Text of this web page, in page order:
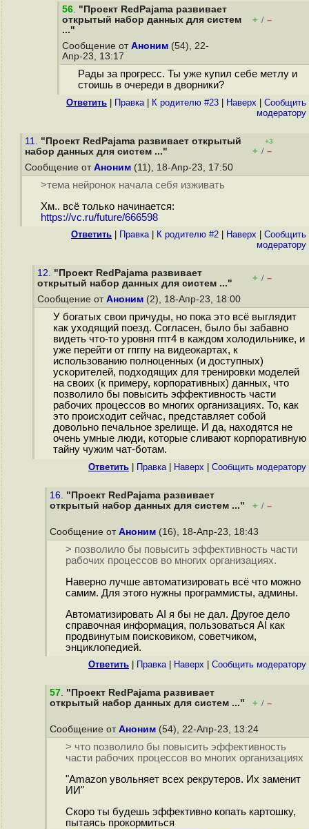
56. "Проект RedPajama развивает
открытый набор данных для систем
..."
+ / –
Сообщение от Аноним (54), 22-
Апр-23, 13:17
Рады за прогресс. Ты уже купил себе метлу и
стоишь в очереди в дворники?
Ответить Правка| К родителю #23 Наверх
Cообщить
модератору
11. "Проект RedPajama развивает открытый
набор данных для систем ..."
+3
+ / –
Сообщение от Аноним (11), 18-Апр-23, 17:50
>тема нейронок начала себя изживать
Хм.. всё только начинается:
https://vc.ru/future/666598
Ответить Правка| К родителю #2 Наверх
Cообщить
модератору
12. "Проект RedPajama развивает
открытый набор данных для систем ..."
+ / –
Сообщение от Аноним (2), 18-Апр-23, 18:00
У богатых свои причуды, но пока это всё выглядит
как уходящий поезд. Согласен, было бы забавно
видеть что-то уровня гпт4 в каждом холодильнике, и
уже перейти от гпгпу на видеокартах, к
использованию полноценных (и доступных)
ускорителей, подходящих для тренировки моделей
на своих (к примеру, корпоративных) данных, что
позволило бы повысить эффективность части
рабочих процессов во многих организациях. То, как
это происходит сейчас, представляет собой
довольно печальное зрелище. И да, находятся не
очень умные люди, которые сливают корпоративную
тайну чужим чат-ботам.
Ответить Правка| Наверх Cообщить модератору
16. "Проект RedPajama развивает
открытый набор данных для систем ..."
+ / –
Сообщение от Аноним (16), 18-Апр-23, 18:43
> позволило бы повысить эффективность части
рабочих процессов во многих организациях.
Наверно лучше автоматизировать всё что можно
самим. Для этого нужны программисты, админы.
Автоматизировать AI я бы не дал. Другое дело
справочная информация, пользоваться AI как
продвинутым поисковиком, советчиком,
энциклопедией.
Ответить Правка| Наверх Cообщить модератору
57. "Проект RedPajama развивает
открытый набор данных для систем ..."
+ / –
Сообщение от Аноним (54), 22-Апр-23, 13:24
> что позволило бы повысить эффективность
части рабочих процессов во многих организациях
"Amazon увольняет всех рекрутеров. Их заменит
ИИ"
Скоро ты будешь эффективно копать картошку,
пытаясь прокормиться